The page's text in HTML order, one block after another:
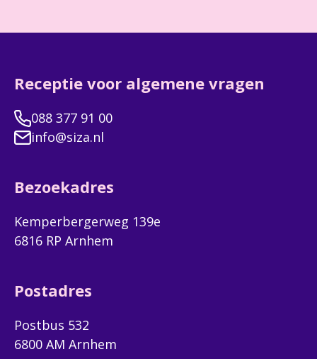
Receptie voor algemene vragen
088 377 91 00
info@siza.nl
Bezoekadres
Kemperbergerweg 139e
6816 RP Arnhem
Postadres
Postbus 532
6800 AM Arnhem